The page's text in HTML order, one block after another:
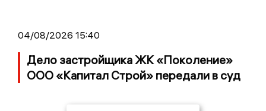
04/08/2026 15:40
Дело застройщика ЖК «Поколение»
ООО «Капитал Строй» передали в суд